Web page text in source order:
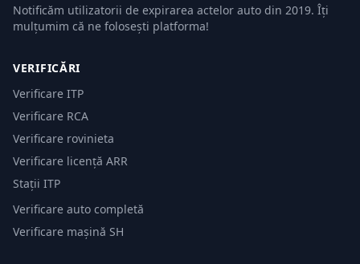
Notificăm utilizatorii de expirarea actelor auto din 2019. Îți
mulțumim că ne folosești platforma!
VERIFICĂRI
Verificare ITP
Verificare RCA
Verificare rovinieta
Verificare licență ARR
Stații ITP
Verificare auto completă
Verificare mașină SH